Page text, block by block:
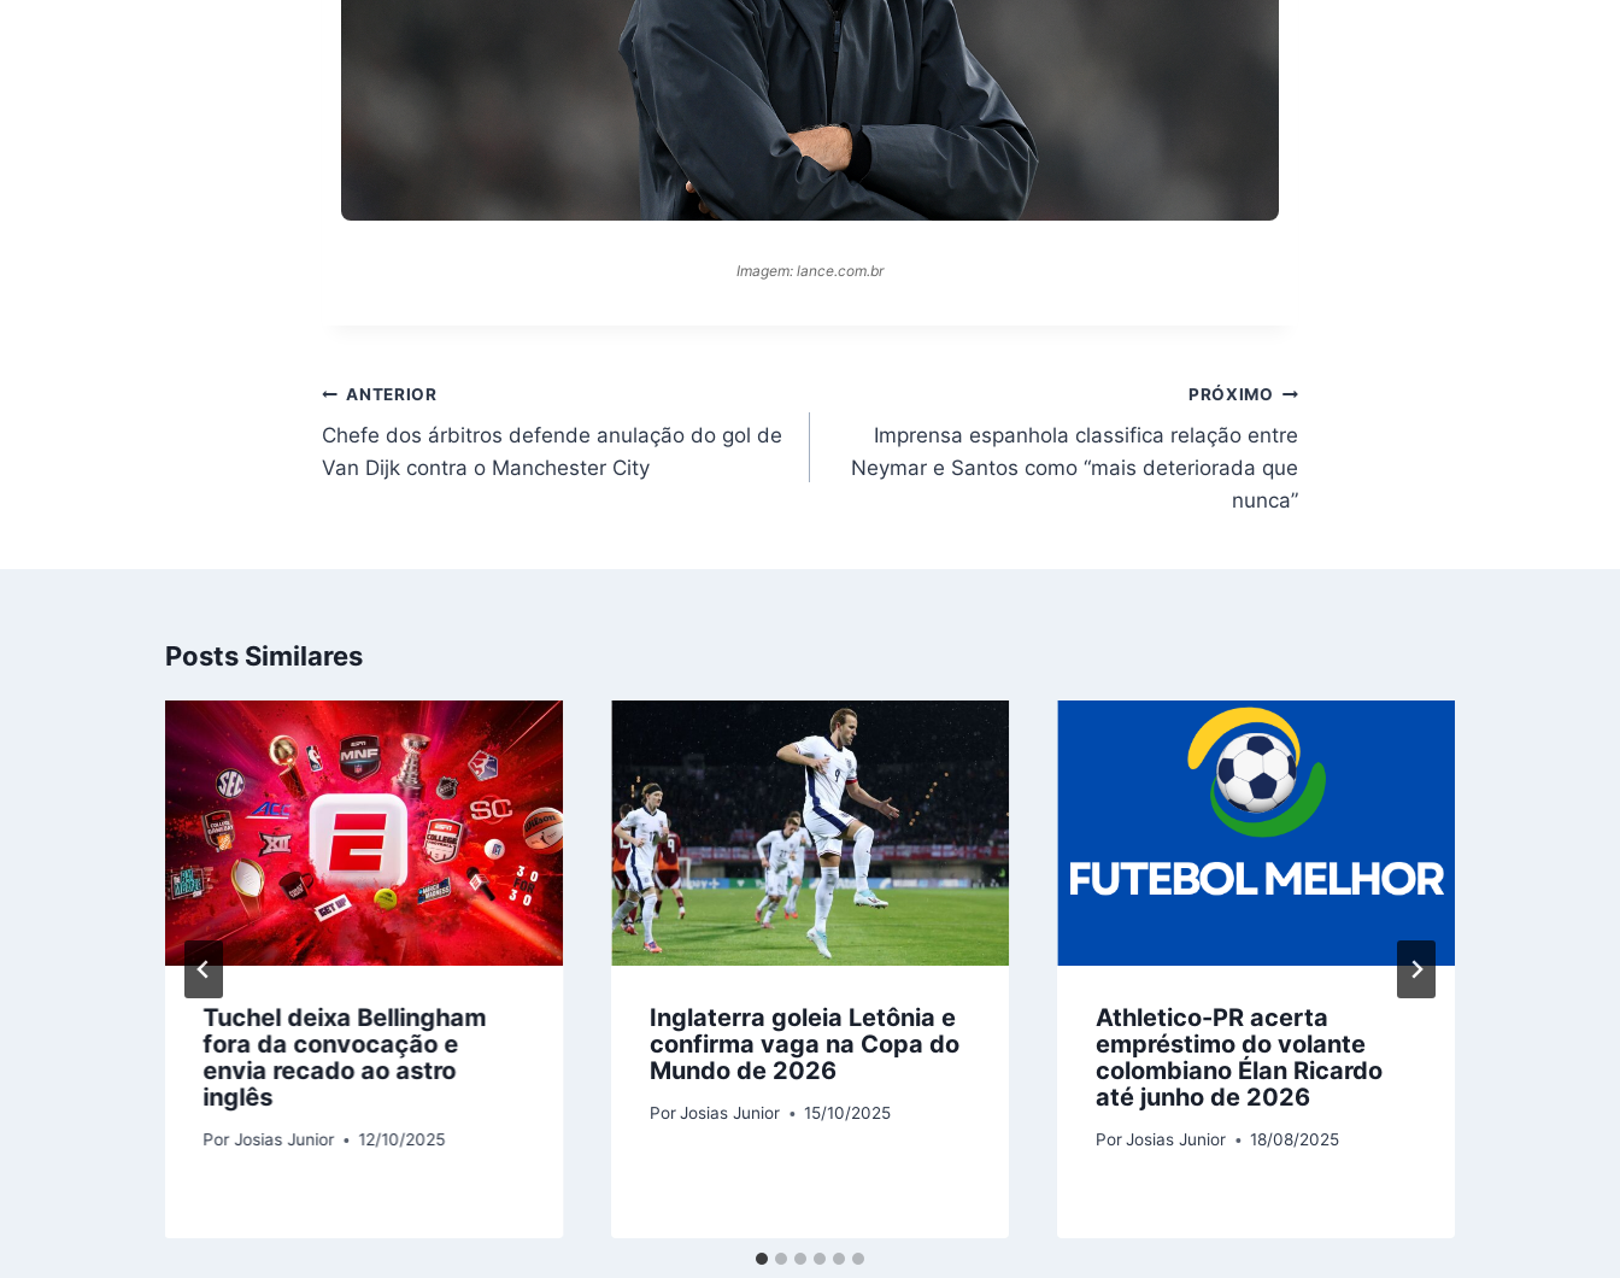
Imagem: lance.com.br
Navegação
de
Post
ANTERIOR
Chefe dos árbitros defende anulação do gol de
Van Dijk contra o Manchester City
PRÓXIMO
Imprensa espanhola classifica relação entre
Neymar e Santos como “mais deteriorada que
nunca”
Posts Similares
Tuchel deixa Bellingham
fora da convocação e
envia recado ao astro
inglês
PorJosias Junior 12/10/2025
Inglaterra goleia Letônia e
confirma vaga na Copa do
Mundo de 2026
PorJosias Junior 15/10/2025
Athletico-PR acerta
empréstimo do volante
colombiano Élan Ricardo
até junho de 2026
Por Josias Junior 18/08/2025